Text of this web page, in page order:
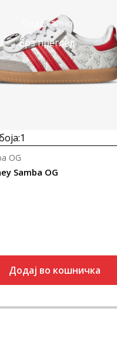
Подетално
Брз преглед
1
Samba OG
OG
Додај во кошничка